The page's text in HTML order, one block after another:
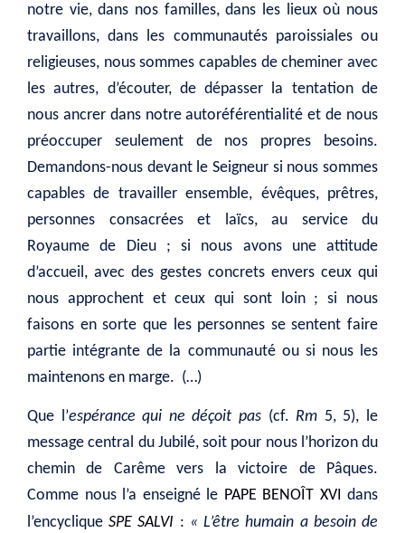
notre vie, dans nos familles, dans les lieux où nous
travaillons, dans les communautés paroissiales ou
religieuses, nous sommes capables de cheminer avec
les autres, d’écouter, de dépasser la tentation de
nous ancrer dans notre autoréférentialité et de nous
préoccuper seulement de nos propres besoins.
Demandons-nous devant le Seigneur si nous sommes
capables de travailler ensemble, évêques, prêtres,
personnes consacrées et laïcs, au service du
Royaume de Dieu ; si nous avons une attitude
d’accueil, avec des gestes concrets envers ceux qui
nous approchent et ceux qui sont loin ; si nous
faisons en sorte que les personnes se sentent faire
partie intégrante de la communauté ou si nous les
maintenons en marge. (…)
Que l’espérance qui ne déçoit pas (cf. Rm 5, 5), le
message central du Jubilé, soit pour nous l’horizon du
chemin de Carême vers la victoire de Pâques.
Comme nous l’a enseigné le PAPE BENOÎT XVI dans
l’encycliqueSPE SALVI : « L’être humain a besoin de